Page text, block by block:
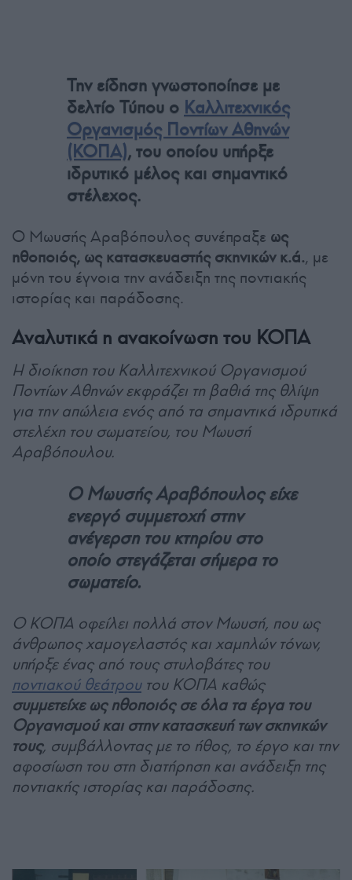
Την είδηση γνωστοποίησε με
δελτίο Τύπου ο Καλλιτεχνικός
Οργανισμός Ποντίων Αθηνών
(ΚΟΠΑ), του οποίου υπήρξε
ιδρυτικό μέλος και σημαντικό
στέλεχος.
Ο Μωυσής Αραβόπουλος συνέπραξε ως
ηθοποιός, ως κατασκευαστής σκηνικών κ.ά., με
μόνη του έγνοια την ανάδειξη της ποντιακής
ιστορίας και παράδοσης.
Αναλυτικά η ανακοίνωση του ΚΟΠΑ
Η διοίκηση του Καλλιτεχνικού Οργανισμού
Ποντίων Αθηνών εκφράζει τη βαθιά της θλίψη
για την απώλεια ενός από τα σημαντικά ιδρυτικά
στελέχη του σωματείου, του Μωυσή
Αραβόπουλου.
Ο Μωυσής Αραβόπουλος είχε
ενεργό συμμετοχή στην
ανέγερση του κτηρίου στο
οποίο στεγάζεται σήμερα το
σωματείο.
Ο ΚΟΠΑ οφείλει πολλά στον Μωυσή, που ως
άνθρωπος χαμογελαστός και χαμηλών τόνων,
υπήρξε ένας από τους στυλοβάτες του
ποντιακού θεάτρουτου ΚΟΠΑ καθώς
συμμετείχε ως ηθοποιός σε όλα τα έργα του
Οργανισμού και στην κατασκευή των σκηνικών
τους, συμβάλλοντας με το ήθος, το έργο και την
αφοσίωση του στη διατήρηση και ανάδειξη της
ποντιακής ιστορίας και παράδοσης.